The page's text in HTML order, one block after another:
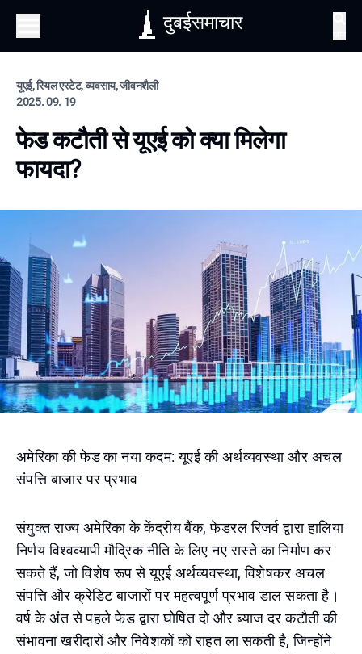
दुबईसमाचार
यूएई, रियल एस्टेट, व्यवसाय, जीवनशैली
2025. 09. 19
फेड कटौती से यूएई को क्या मिलेगा
फायदा?
अमेरिका की फेड का नया कदम: यूएई की अर्थव्यवस्था और अचल
संपत्ति बाजार पर प्रभाव
संयुक्त राज्य अमेरिका के केंद्रीय बैंक, फेडरल रिजर्व द्वारा हालिया
निर्णय विश्वव्यापी मौद्रिक नीति के लिए नए रास्ते का निर्माण कर
सकते हैं, जो विशेष रूप से यूएई अर्थव्यवस्था, विशेषकर अचल
संपत्ति और क्रेडिट बाजारों पर महत्वपूर्ण प्रभाव डाल सकता है।
वर्ष के अंत से पहले फेड द्वारा घोषित दो और ब्याज दर कटौती की
संभावना खरीदारों और निवेशकों को राहत ला सकती है, जिन्होंने